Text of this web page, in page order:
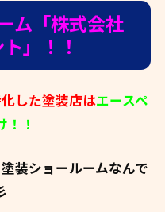
ム「株式会社
」！！
した塗装店はエースペ
！！
装ショールームなんで